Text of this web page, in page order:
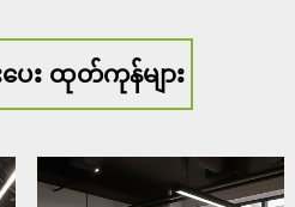
း ထုတ်ကုန်များ